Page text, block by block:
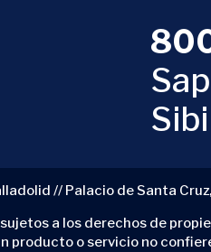
// Palacio de Santa
a los derechos de
producto o servicio no